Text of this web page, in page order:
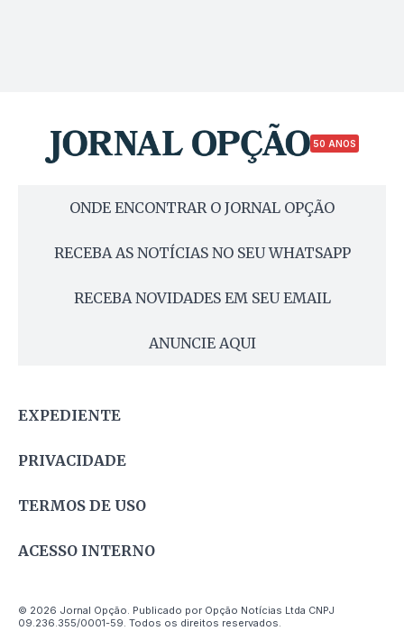
50 ANOS
ONDE ENCONTRAR O JORNAL OPÇÃO
RECEBA AS NOTÍCIAS NO SEU WHATSAPP
RECEBA NOVIDADES EM SEU EMAIL
ANUNCIE AQUI
EXPEDIENTE
PRIVACIDADE
TERMOS DE USO
ACESSO INTERNO
© 2026 Jornal Opção. Publicado por Opção Notícias Ltda CNPJ
09.236.355/0001-59. Todos os direitos reservados.